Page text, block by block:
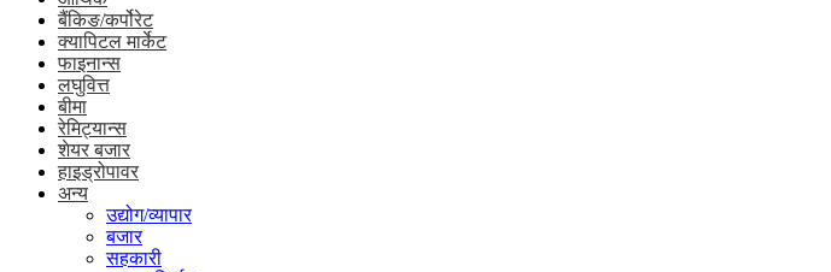
बैंकिङ/कर्पोरेट
क्यापिटल मार्केट
फाइनान्स
लघुवित्त
बीमा
रेमिट्यान्स
शेयर बजार
हाइड्रोपावर
अन्य
उद्योग/व्यापार
बजार
सहकारी